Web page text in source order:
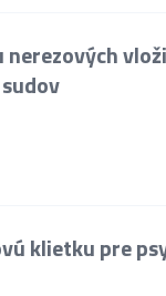
klietku pre